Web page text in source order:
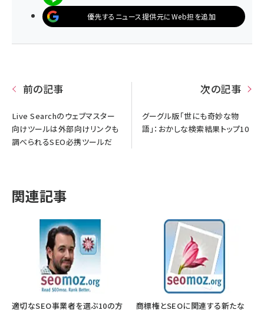
優先するニュース提供元にWeb担を追加
前の記事
Live Searchのウェブマスター
向けツールは外部向けリンクも
調べられるSEO必携ツールだ
次の記事
グーグル版「世にも奇妙な物
語」：おかしな検索結果トップ10
関連記事
適切なSEO事業者を選ぶ10の方
商標権とSEOに関連する新たな